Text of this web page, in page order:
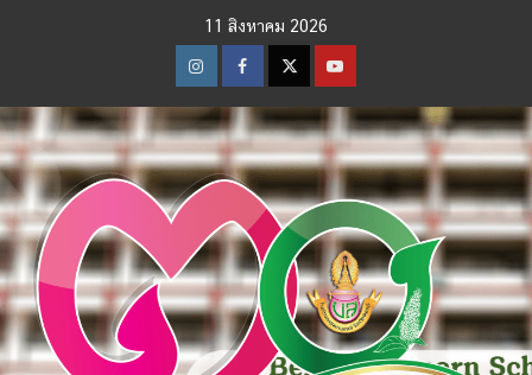
11 สิงหาคม 2026
InstagramFacebookTwitterYoutube